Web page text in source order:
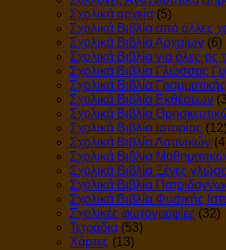
Σχολικά αρχεία (5)
Σχολικά Βιβλία από άλλες
Σχολικά Βιβλία Αρχαίων (6)
Σχολικά Βιβλία για όλες τις
Σχολικά Βιβλία Γλώσσας
Σχολικά Βιβλία Γραμματικής
Σχολικά Βιβλία Εκθέσεων
Σχολικά Βιβλία
Σχολικά Βιβλία Ιστορίας
Σχολικά Βιβλία Λατινικών
Σχολικά Βιβλία
Σχολικά Βιβλία Ξένες
Σχολικά Βιβλία
Σχολικά Βιβλία Φυσικής
Σχολικές φωτογραφίες (32)
Τετράδια (53)
Χάρτες (13)